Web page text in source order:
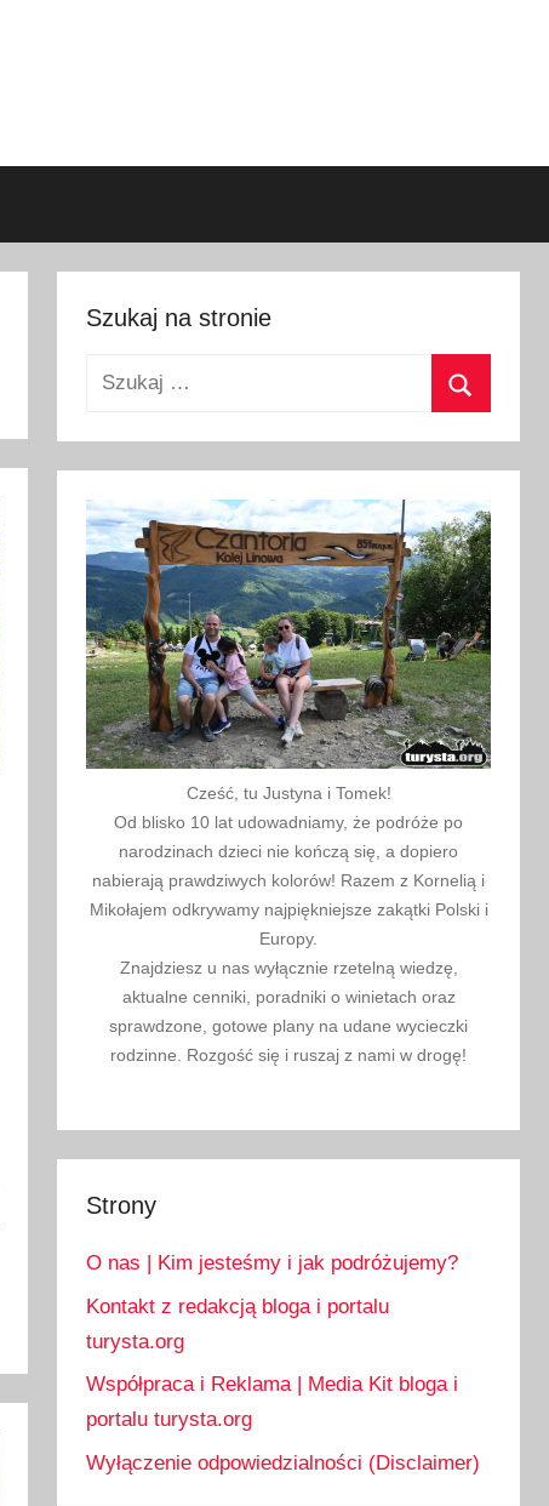
Szukaj na stronie
Szukaj:
Cześć, tu Justyna i Tomek!
Od blisko 10 lat udowadniamy, że podróże po
narodzinach dzieci nie kończą się, a dopiero
nabierają prawdziwych kolorów! Razem z Kornelią i
Mikołajem odkrywamy najpiękniejsze zakątki Polski i
Europy.
Znajdziesz u nas wyłącznie rzetelną wiedzę,
aktualne cenniki, poradniki o winietach oraz
sprawdzone, gotowe plany na udane wycieczki
rodzinne. Rozgość się i ruszaj z nami w drogę!
Strony
O nas | Kim jesteśmy i jak podróżujemy?
Kontakt z redakcją bloga i portalu
turysta.org
Współpraca i Reklama | Media Kit bloga i
portalu turysta.org
Wyłączenie odpowiedzialności (Disclaimer)